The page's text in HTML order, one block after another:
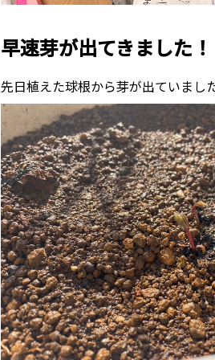
早速芽が出てきました！
先日植えた球根から芽が出ていま